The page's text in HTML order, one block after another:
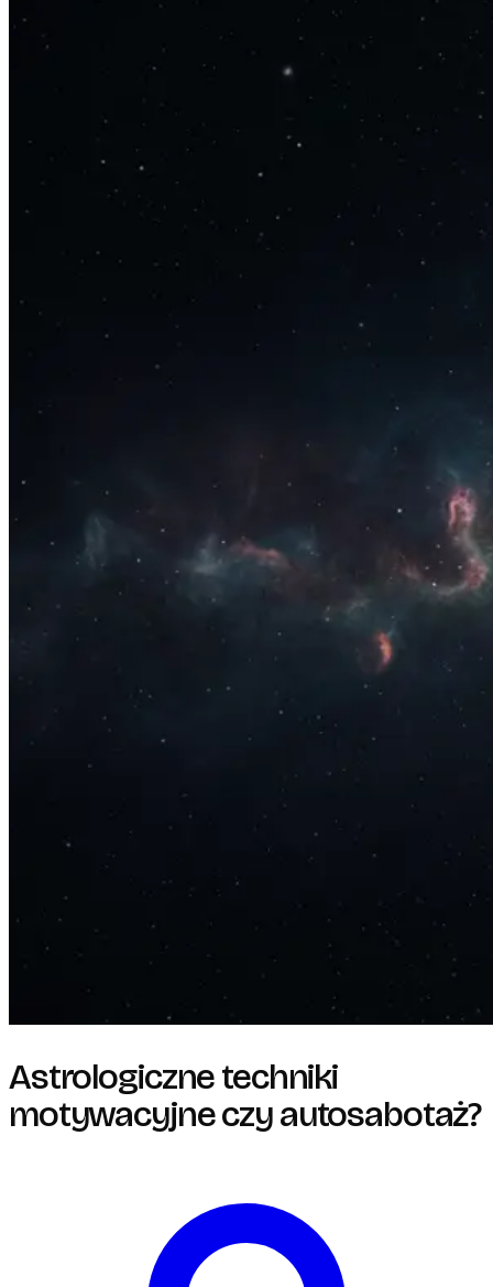
Astrologiczne techniki
motywacyjne czy autosabotaż?